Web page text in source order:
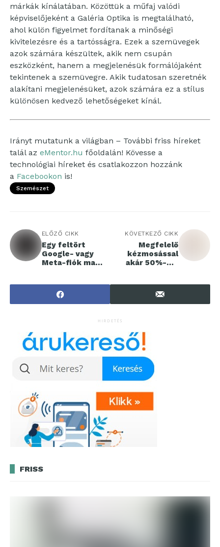
márkák kínálatában. Közöttük a műfaj valódi
képviselőjeként a Galéria Optika is megtalálható,
ahol külön figyelmet fordítanak a minőségi
kivitelezésre és a tartósságra. Ezek a szemüvegek
azok számára készültek, akik nem csupán
eszközként, hanem a megjelenésük formálójaként
tekintenek a szemüvegre. Akik tudatosan szeretnék
alakítani megjelenésüket, azok számára ez a stílus
különösen kedvező lehetőségeket kínál.
Irányt mutatunk a világban – További friss híreket
talál az eMentor.hu főoldalán! Kövesse a
technológiai híreket és csatlakozzon hozzánk
a Facebookon is!
Szemészet
ELŐZŐ CIKK
Egy feltört
Google- vagy
Meta-fiók ma
KÖVETKEZŐ CIKK
Megfelelő
kézmosással
akár 50%-kal
terjedése az
egészségügyi
intézményekben
HIRDETÉS
FRISS